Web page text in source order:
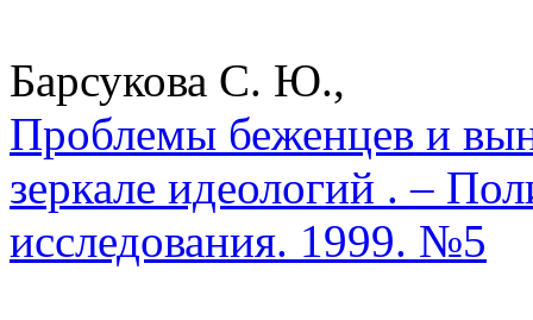
Барсукова С. Ю.,
Проблемы беженцев и
зеркале идеологий . –
исследования. 1999. №5